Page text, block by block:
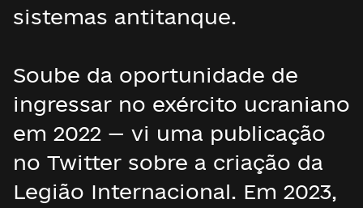
sistemas antitanque.
Soube da oportunidade de
ingressar no exército ucraniano
em 2022 — vi uma publicação
no Twitter sobre a criação da
Legião Internacional. Em 2023,